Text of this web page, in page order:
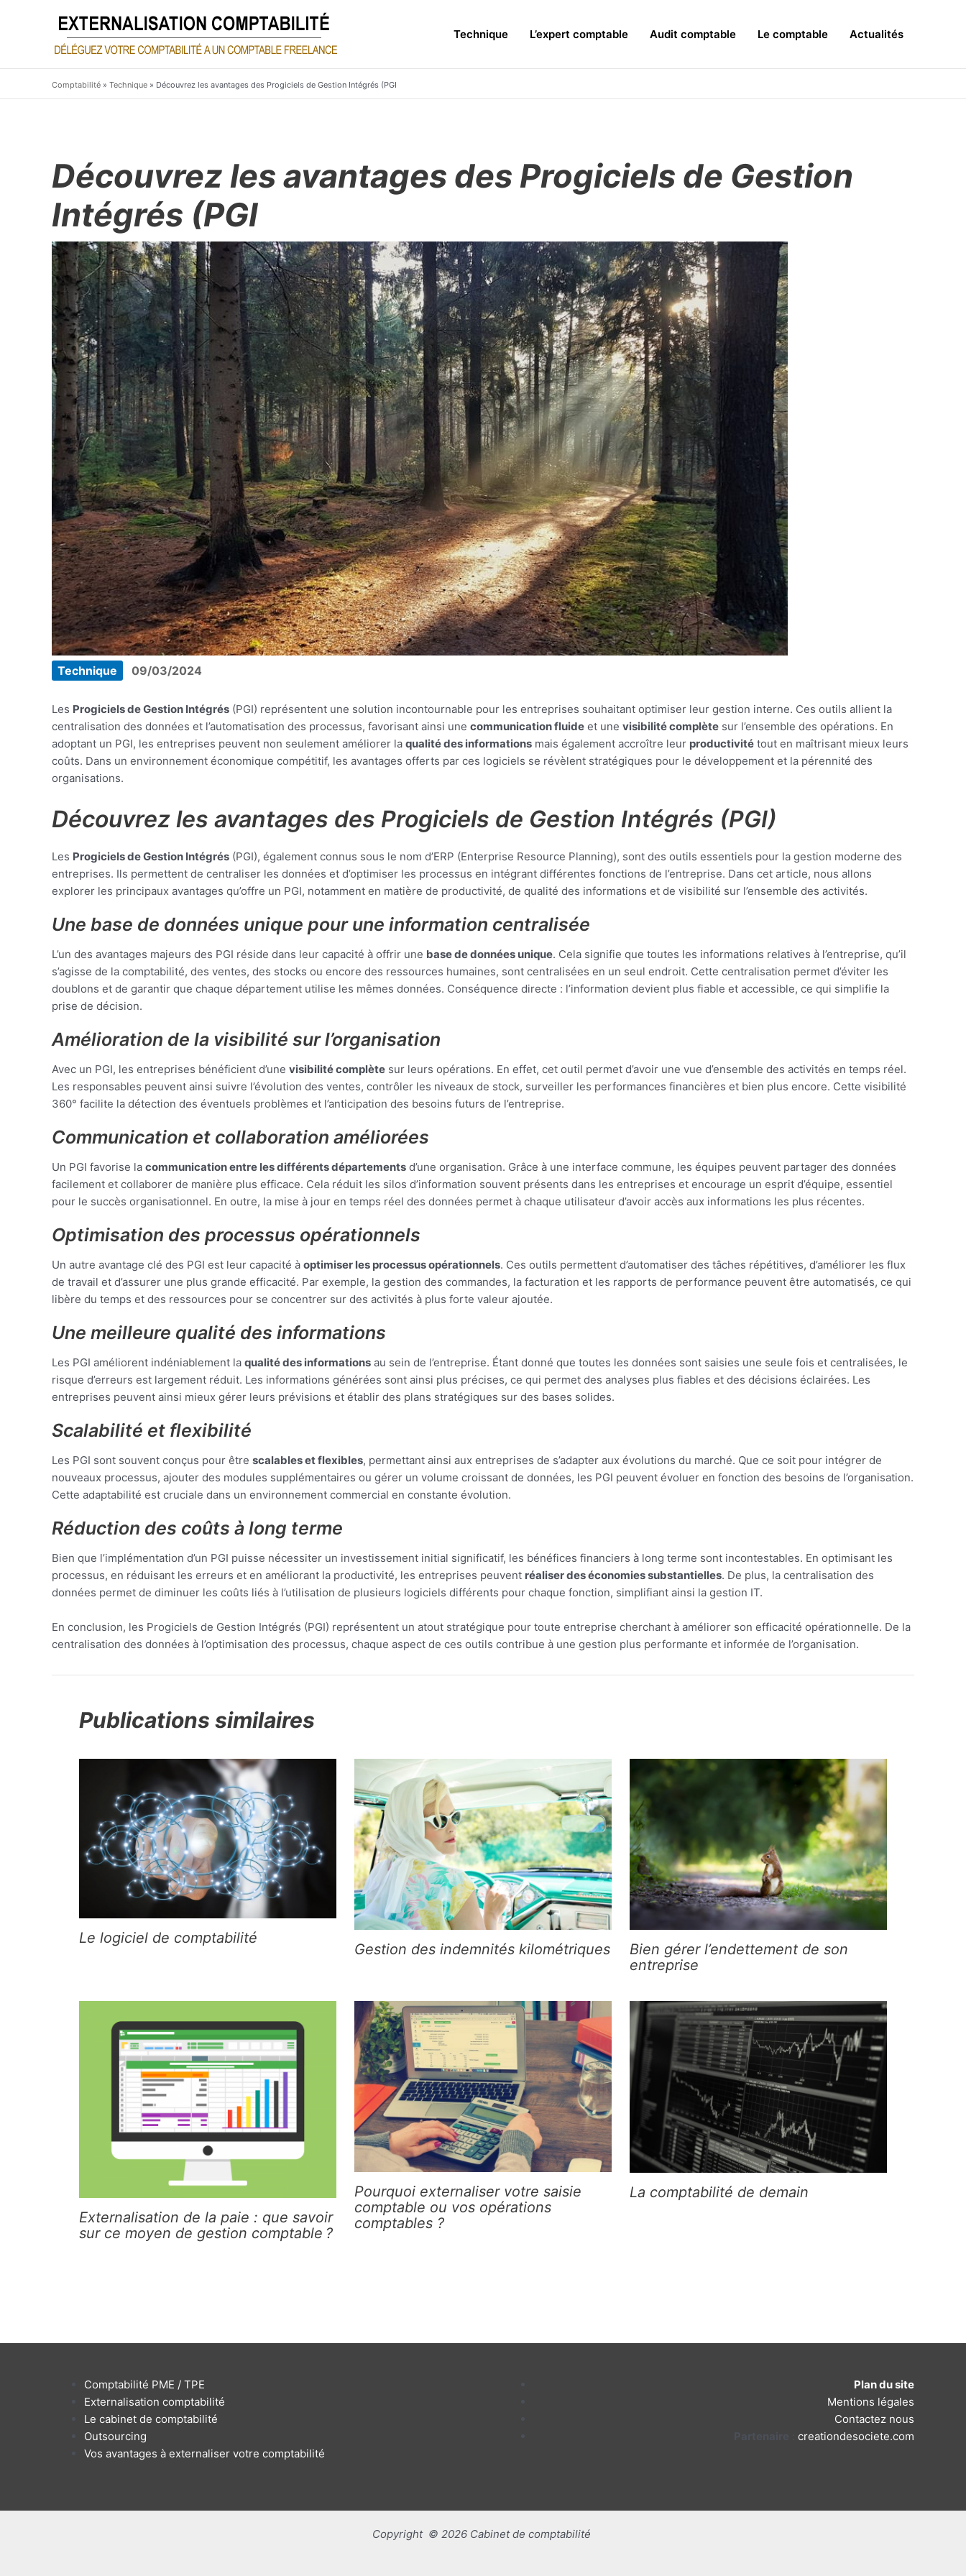
Technique L’expert comptable Audit comptable Le comptable Actualités
Comptabilité » Technique » Découvrez les avantages des Progiciels de Gestion Intégrés (PGI
Découvrez les avantages des Progiciels de Gestion
Intégrés (PGI
Technique 09/03/2024
Les Progiciels de Gestion Intégrés (PGI) représentent une solution incontournable pour les entreprises souhaitant optimiser leur gestion interne. Ces outils allient la
centralisation des données et l’automatisation des processus, favorisant ainsi une communication fluide et une visibilité complète sur l’ensemble des opérations. En
adoptant un PGI, les entreprises peuvent non seulement améliorer la qualité des informations mais également accroître leur productivité tout en maîtrisant mieux leurs
coûts. Dans un environnement économique compétitif, les avantages offerts par ces logiciels se révèlent stratégiques pour le développement et la pérennité des
organisations.
Découvrez les avantages des Progiciels de Gestion Intégrés (PGI)
Les Progiciels de Gestion Intégrés (PGI), également connus sous le nom d’ERP (Enterprise Resource Planning), sont des outils essentiels pour la gestion moderne des
entreprises. Ils permettent de centraliser les données et d’optimiser les processus en intégrant différentes fonctions de l’entreprise. Dans cet article, nous allons
explorer les principaux avantages qu’offre un PGI, notamment en matière de productivité, de qualité des informations et de visibilité sur l’ensemble des activités.
Une base de données unique pour une information centralisée
L’un des avantages majeurs des PGI réside dans leur capacité à offrir une base de données unique. Cela signifie que toutes les informations relatives à l’entreprise, qu’il
s’agisse de la comptabilité, des ventes, des stocks ou encore des ressources humaines, sont centralisées en un seul endroit. Cette centralisation permet d’éviter les
doublons et de garantir que chaque département utilise les mêmes données. Conséquence directe : l’information devient plus fiable et accessible, ce qui simplifie la
prise de décision.
Amélioration de la visibilité sur l’organisation
Avec un PGI, les entreprises bénéficient d’une visibilité complète sur leurs opérations. En effet, cet outil permet d’avoir une vue d’ensemble des activités en temps réel.
Les responsables peuvent ainsi suivre l’évolution des ventes, contrôler les niveaux de stock, surveiller les performances financières et bien plus encore. Cette visibilité
360° facilite la détection des éventuels problèmes et l’anticipation des besoins futurs de l’entreprise.
Communication et collaboration améliorées
Un PGI favorise la communication entre les différents départements d’une organisation. Grâce à une interface commune, les équipes peuvent partager des données
facilement et collaborer de manière plus efficace. Cela réduit les silos d’information souvent présents dans les entreprises et encourage un esprit d’équipe, essentiel
pour le succès organisationnel. En outre, la mise à jour en temps réel des données permet à chaque utilisateur d’avoir accès aux informations les plus récentes.
Optimisation des processus opérationnels
Un autre avantage clé des PGI est leur capacité à optimiser les processus opérationnels. Ces outils permettent d’automatiser des tâches répétitives, d’améliorer les flux
de travail et d’assurer une plus grande efficacité. Par exemple, la gestion des commandes, la facturation et les rapports de performance peuvent être automatisés, ce qui
libère du temps et des ressources pour se concentrer sur des activités à plus forte valeur ajoutée.
Une meilleure qualité des informations
Les PGI améliorent indéniablement la qualité des informations au sein de l’entreprise. Étant donné que toutes les données sont saisies une seule fois et centralisées, le
risque d’erreurs est largement réduit. Les informations générées sont ainsi plus précises, ce qui permet des analyses plus fiables et des décisions éclairées. Les
entreprises peuvent ainsi mieux gérer leurs prévisions et établir des plans stratégiques sur des bases solides.
Scalabilité et flexibilité
Les PGI sont souvent conçus pour être scalables et flexibles, permettant ainsi aux entreprises de s’adapter aux évolutions du marché. Que ce soit pour intégrer de
nouveaux processus, ajouter des modules supplémentaires ou gérer un volume croissant de données, les PGI peuvent évoluer en fonction des besoins de l’organisation.
Cette adaptabilité est cruciale dans un environnement commercial en constante évolution.
Réduction des coûts à long terme
Bien que l’implémentation d’un PGI puisse nécessiter un investissement initial significatif, les bénéfices financiers à long terme sont incontestables. En optimisant les
processus, en réduisant les erreurs et en améliorant la productivité, les entreprises peuvent réaliser des économies substantielles. De plus, la centralisation des
données permet de diminuer les coûts liés à l’utilisation de plusieurs logiciels différents pour chaque fonction, simplifiant ainsi la gestion IT.
En conclusion, les Progiciels de Gestion Intégrés (PGI) représentent un atout stratégique pour toute entreprise cherchant à améliorer son efficacité opérationnelle. De la
centralisation des données à l’optimisation des processus, chaque aspect de ces outils contribue à une gestion plus performante et informée de l’organisation.
Publications similaires
Le logiciel de comptabilité
Gestion des indemnités kilométriques
Bien gérer l’endettement de son
entreprise
Externalisation de la paie : que savoir
sur ce moyen de gestion comptable ?
Pourquoi externaliser votre saisie
comptable ou vos opérations
comptables ?
La comptabilité de demain
Comptabilité PME / TPE
Externalisation comptabilité
Le cabinet de comptabilité
Outsourcing
Vos avantages à externaliser votre comptabilité
Plan du site
Mentions légales
Contactez nous
creationdesociete.com
Copyright © 2026 Cabinet de comptabilité